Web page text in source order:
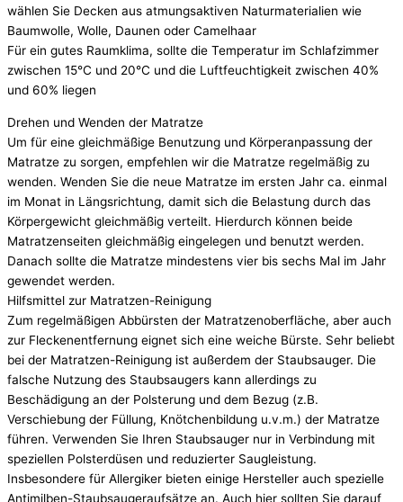
wählen Sie Decken aus atmungsaktiven Naturmaterialien wie
Baumwolle, Wolle, Daunen oder Camelhaar
Für ein gutes Raumklima, sollte die Temperatur im Schlafzimmer
zwischen 15°C und 20°C und die Luftfeuchtigkeit zwischen 40%
und 60% liegen
Drehen und Wenden der Matratze
Um für eine gleichmäßige Benutzung und Körperanpassung der
Matratze zu sorgen, empfehlen wir die Matratze regelmäßig zu
wenden. Wenden Sie die neue Matratze im ersten Jahr ca. einmal
im Monat in Längsrichtung, damit sich die Belastung durch das
Körpergewicht gleichmäßig verteilt. Hierdurch können beide
Matratzenseiten gleichmäßig eingelegen und benutzt werden.
Danach sollte die Matratze mindes­tens vier bis sechs Mal im Jahr
gewendet werden.
Hilfsmittel zur Matratzen-Reinigung
Zum regelmäßigen Abbürsten der Matratzenoberfläche, aber auch
zur Fleckenentfernung eignet sich eine weiche Bürste. Sehr beliebt
bei der Matratzen-Reinigung ist außerdem der Staubsauger. Die
falsche Nutzung des Staubsaugers kann allerdings zu
Beschädigung an der Polsterung und dem Bezug (z.B.
Verschiebung der Füllung, Knötchenbildung u.v.m.) der Matratze
führen. Verwenden Sie Ihren Staubsauger nur in Verbindung mit
speziellen Polsterdüsen und reduzierter Saugleistung.
Insbesondere für Allergiker bieten einige Hersteller auch spezielle
Antimilben-Staubsaugeraufsätze an. Auch hier sollten Sie darauf